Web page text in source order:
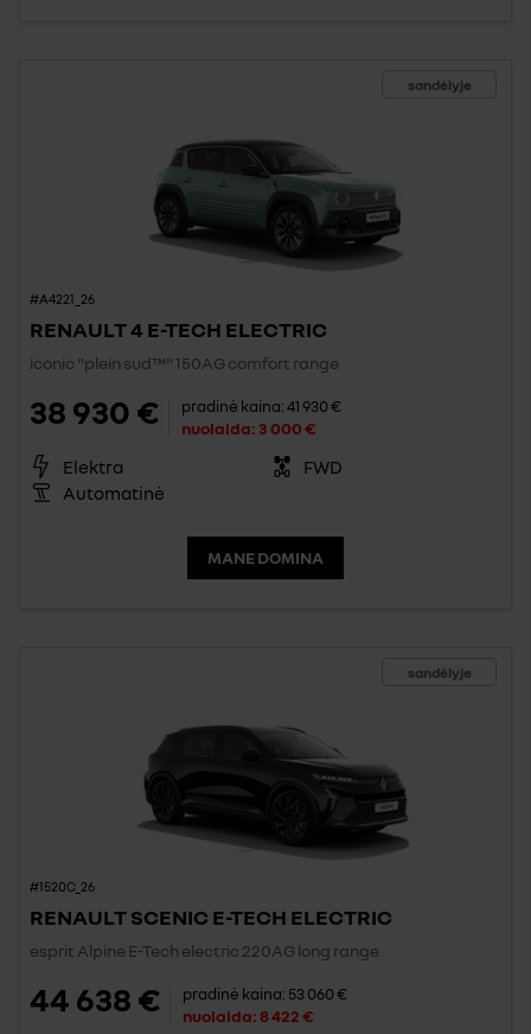
sandėlyje
#A4221_26
RENAULT 4 E-TECH ELECTRIC
iconic "plein sud™" 150AG comfort range
38 930 € pradinė kaina:41 930 €
nuolaida: 3 000 €
Elektra
FWD
Automatinė
MANE DOMINA
sandėlyje
#1520C_26
RENAULT SCENIC E-TECH ELECTRIC
esprit Alpine E-Tech electric 220AG long range
44 638 € pradinė kaina: 53 060 €
nuolaida:8 422 €